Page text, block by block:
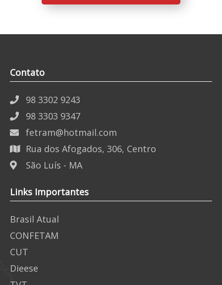
Contato
98 3302 9243
98 3303 9347
fetram@hotmail.com
Rua dos Afogados, 306, Centro
São Luís - MA
Links Importantes
Brasil Atual
CONFETAM
CUT
Dieese